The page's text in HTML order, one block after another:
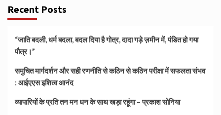
Recent Posts
“जाति बदली, धर्म बदला, बदल दिया है गोत्र, दादा गड़े ज़मीन में, पंडित हो गया
पौत्र।”
समुचित मार्गदर्शन और सही रणनीति से कठिन से कठिन परीक्षा में सफलता संभव
: आईएएस इशित्व आनंद
व्यापारियों के प्रति तन मन धन के साथ खड़ा रहूंगा – प्रकाश सोनिया